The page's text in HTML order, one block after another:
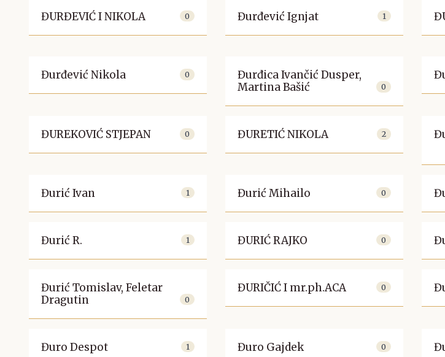
ĐURĐEVIĆ I NIKOLA 0 Đurđević Ignjat 1
Đurđević Nikola 0
Đurđica Ivančić Dusper,
Martina Bašić
0
ĐUREKOVIĆ STJEPAN 0 ĐURETIĆ NIKOLA 2
Đurić Ivan 1 Đurić Mihailo 0
Đurić R. 1 ĐURIĆ RAJKO 0
Đurić Tomislav, Feletar
Dragutin
0
ĐURIČIĆ I mr.ph.ACA 0
Đuro Despot 1 Đuro Gajdek 0